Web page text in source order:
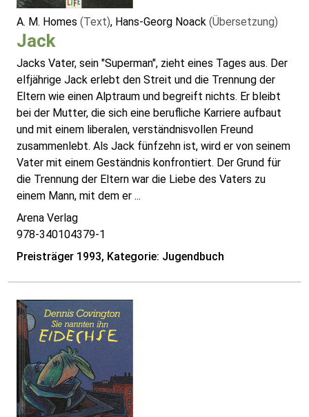
A. M. Homes (Text), Hans-Georg Noack (Übersetzung)
Jack
Jacks Vater, sein "Superman", zieht eines Tages aus. Der
elfjährige Jack erlebt den Streit und die Trennung der
Eltern wie einen Alptraum und begreift nichts. Er bleibt
bei der Mutter, die sich eine berufliche Karriere aufbaut
und mit einem liberalen, verständnisvollen Freund
zusammenlebt. Als Jack fünfzehn ist, wird er von seinem
Vater mit einem Geständnis konfrontiert. Der Grund für
die Trennung der Eltern war die Liebe des Vaters zu
einem Mann, mit dem er ...
Arena Verlag
978-340104379-1
Preisträger 1993, Kategorie: Jugendbuch